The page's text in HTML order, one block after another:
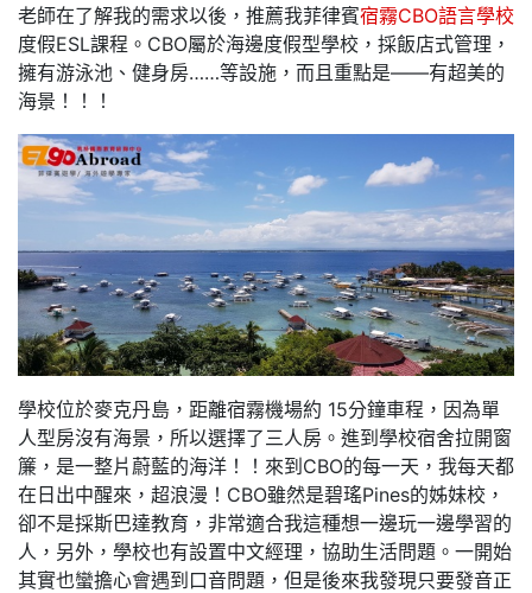
老師在了解我的需求以後，推薦我菲律賓宿霧CBO語言學校
度假ESL課程。CBO屬於海邊度假型學校，採飯店式管理，
擁有游泳池、健身房……等設施，而且重點是——有超美的
海景！！！
學校位於麥克丹島，距離宿霧機場約 15分鐘車程，因為單
人型房沒有海景，所以選擇了三人房。進到學校宿舍拉開窗
簾，是一整片蔚藍的海洋！！來到CBO的每一天，我每天都
在日出中醒來，超浪漫！CBO雖然是碧瑤Pines的姊妹校，
卻不是採斯巴達教育，非常適合我這種想一邊玩一邊學習的
人，另外，學校也有設置中文經理，協助生活問題。一開始
其實也蠻擔心會遇到口音問題，但是後來我發現只要發音正